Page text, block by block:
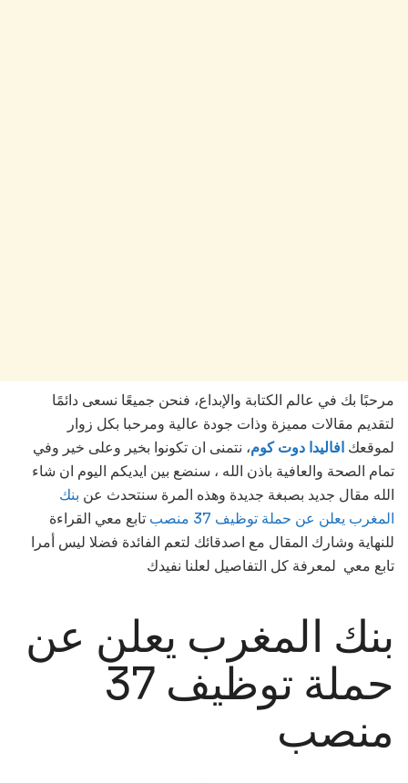
مرحبًا بك في عالم الكتابة والإبداع، فنحن جميعًا نسعى دائمًا
لتقديم مقالات مميزة وذات جودة عالية ومرحبا بكل زوار
لموقعك افاليدا دوت كوم، نتمنى ان تكونوا بخير وعلى خير وفي
تمام الصحة والعافية باذن الله ، سنضع بين ايديكم اليوم ان شاء
الله مقال جديد بصبغة جديدة وهذه المرة سنتحدث عن بنك
المغرب يعلن عن حملة توظيف 37 منصب
تابع معي القراءة
للنهاية وشارك المقال مع اصدقائك لتعم الفائدة فضلا ليس أمرا
تابع معي لمعرفة كل التفاصيل لعلنا نفيدك
بنك المغرب يعلن عن
حملة توظيف 37
منصب